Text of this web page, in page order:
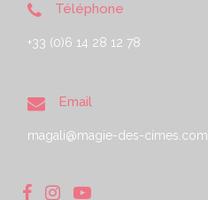
Téléphone
+33 (0)6 14 28 12 78
Email
magali@magie-des-cimes.com